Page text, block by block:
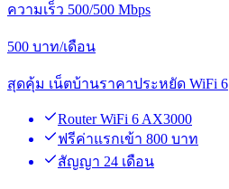
ความเร็ว 500/500 Mbps
500 บาท/เดือน
สุดคุ้ม เน็ตบ้านราคาประหยัด WiFi 6
Router WiFi 6 AX3000
ฟรีค่าแรกเข้า 800 บาท
สัญญา 24 เดือน